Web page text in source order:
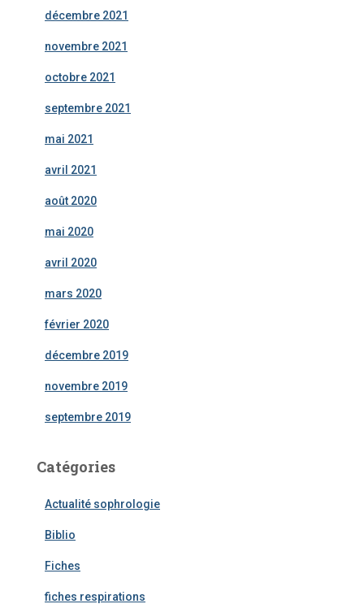
décembre 2021
novembre 2021
octobre 2021
septembre 2021
mai 2021
avril 2021
août 2020
mai 2020
avril 2020
mars 2020
février 2020
décembre 2019
novembre 2019
septembre 2019
Catégories
Actualité sophrologie
Biblio
Fiches
fiches respirations